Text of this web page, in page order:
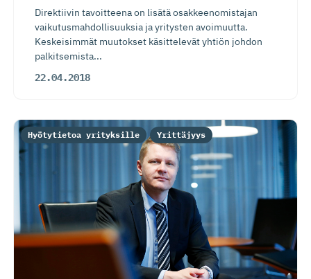
Direktiivin tavoitteena on lisätä osakkeenomistajan
vaikutusmahdollisuuksia ja yritysten avoimuutta.
Keskeisimmät muutokset käsittelevät yhtiön johdon
palkitsemista...
22.04.2018
Hyötytietoa yrityksille Yrittäjyys